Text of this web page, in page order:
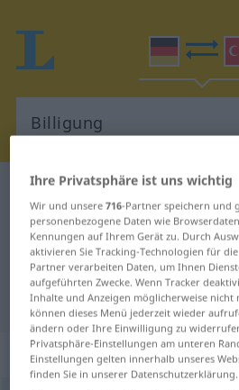
Deutsch-Türkisch Wörterbuch
Deutsch-Türkisch
"Billigung"
"Billigung" Türkisch
„Billigung“:
Ihre Privatsphäre ist uns wichtig
Wir und unsere716-Partner speichern und
personenbezogene Daten wie
Kennungen auf Ihrem Gerät zu. Durch
aktivieren Sie Tracking-Technologien für
Partner verarbeiten Daten, um Ihnen
aufgeführten Zwecke. Wenn Tracker
Inhalte und Anzeigen möglicherweise nicht
können dieses Menü jederzeit wieder
ändern oder Ihre Einwilligung zu
Privatsphäre-Einstellungen am unteren
Einstellungen gelten innerhalb unseres
finden Sie in unserer Datenschutzerklärung.